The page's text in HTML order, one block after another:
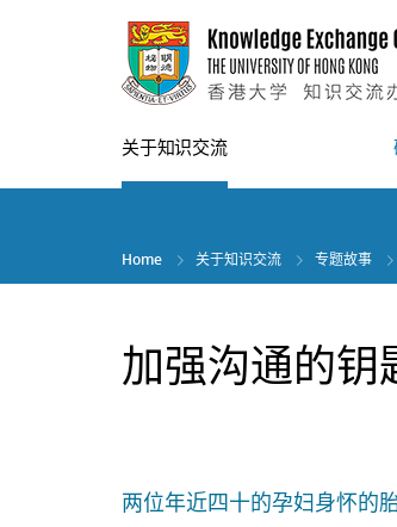
关于知识交流
Home 关于知识交流 专题故事
加强沟通的
两位年近四十的孕妇身怀的